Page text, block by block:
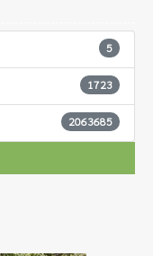
5
1723
2063685